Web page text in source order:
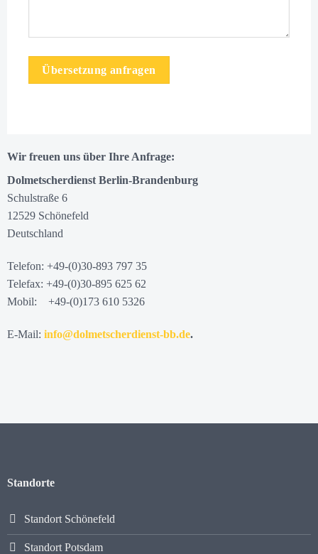
Wir freuen uns über Ihre Anfrage:
Dolmetscherdienst Berlin-Brandenburg
Schulstraße 6
12529 Schönefeld
Deutschland
Telefon: +49-(0)30-893 797 35
Telefax: +49-(0)30-895 625 62
Mobil: +49-(0)173 610 5326
E-Mail: info@dolmetscherdienst-bb.de.
Übersetzung anfragen
Standorte
Standort Schönefeld
Standort Potsdam